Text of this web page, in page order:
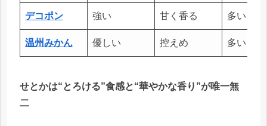
デコポン 強い 甘く香る 多い
温州みかん 優しい 控えめ 多い
せとかは“とろける”食感と“華やかな香り”が唯一無
二